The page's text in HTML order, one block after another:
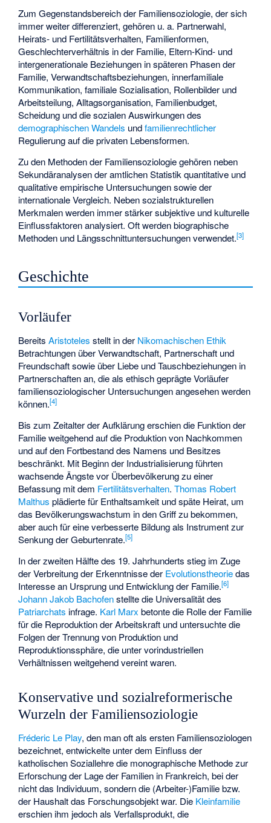
Zum Gegenstandsbereich der Familiensoziologie, der sich
immer weiter differenziert, gehören u. a. Partnerwahl,
Heirats- und Fertilitätsverhalten, Familienformen,
Geschlechterverhältnis in der Familie, Eltern-Kind- und
intergenerationale Beziehungen in späteren Phasen der
Familie, Verwandtschaftsbeziehungen, innerfamiliale
Kommunikation, familiale Sozialisation, Rollenbilder und
Arbeitsteilung, Alltagsorganisation, Familienbudget,
Scheidung und die sozialen Auswirkungen des
demographischen Wandels undfamilienrechtlicher
Regulierung auf die privaten Lebensformen.
Zu den Methoden der Familiensoziologie gehören neben
Sekundäranalysen der amtlichen Statistik quantitative und
qualitative empirische Untersuchungen sowie der
internationale Vergleich. Neben sozialstrukturellen
Merkmalen werden immer stärker subjektive und kulturelle
Einflussfaktoren analysiert. Oft werden biographische
Methoden und Längsschnittuntersuchungen verwendet.[3]
Geschichte
Vorläufer
BereitsAristoteles stellt in der Nikomachischen Ethik
Betrachtungen über Verwandtschaft, Partnerschaft und
Freundschaft sowie über Liebe und Tauschbeziehungen in
Partnerschaften an, die als ethisch geprägte Vorläufer
familiensoziologischer Untersuchungen angesehen werden
können.[4]
Bis zum Zeitalter der Aufklärung erschien die Funktion der
Familie weitgehend auf die Produktion von Nachkommen
und auf den Fortbestand des Namens und Besitzes
beschränkt. Mit Beginn der Industrialisierung führten
wachsende Ängste vor Überbevölkerung zu einer
Befassung mit dem Fertilitätsverhalten.Thomas Robert
Malthus plädierte für Enthaltsamkeit und späte Heirat, um
das Bevölkerungswachstum in den Griff zu bekommen,
aber auch für eine verbesserte Bildung als Instrument zur
Senkung der Geburtenrate.[5]
In der zweiten Hälfte des 19. Jahrhunderts stieg im Zuge
der Verbreitung der Erkenntnisse der Evolutionstheoriedas
Interesse an Ursprung und Entwicklung der Familie.[6]
Johann Jakob Bachofenstellte die Universalität des
Patriarchats infrage. Karl Marx betonte die Rolle der Familie
für die Reproduktion der Arbeitskraft und untersuchte die
Folgen der Trennung von Produktion und
Reproduktionssphäre, die unter vorindustriellen
Verhältnissen weitgehend vereint waren.
Konservative und sozialreformerische
Wurzeln der Familiensoziologie
Fréderic Le Play, den man oft als ersten Familiensoziologen
bezeichnet, entwickelte unter dem Einfluss der
katholischen Soziallehre die monographische Methode zur
Erforschung der Lage der Familien in Frankreich, bei der
nicht das Individuum, sondern die (Arbeiter-)Familie bzw.
der Haushalt das Forschungsobjekt war. Die Kleinfamilie
erschien ihm jedoch als Verfallsprodukt, die